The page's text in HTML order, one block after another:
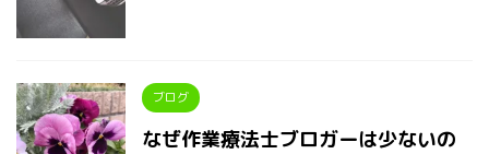
ブログ
なぜ作業療法士ブロガーは少ないの